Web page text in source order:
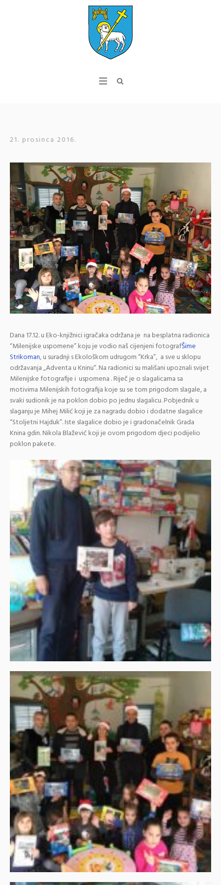
21. prosinca 2016.
Dana 17.12. u Eko-knjižnici igračaka održana je na besplatna radionica
“Milenijske uspomene” koju je vodio naš cijenjeni fotografŠime
Strikoman, u suradnji s Ekološkom udrugom “Krka”, a sve u sklopu
održavanja „Adventa u Kninu“. Na radionici su mališani upoznali svijet
Milenijske fotografije i uspomena . Riječ je o slagalicama sa
motivima Milenijskih fotografija koje su se tom prigodom slagale, a
svaki sudionik je na poklon dobio po jednu slagalicu. Pobjednik u
slaganju je Mihej Milić koji je za nagradu dobio i dodatne slagalice
“Stoljetni Hajduk”. Iste slagalice dobio je i gradonačelnik Grada
Knina gdin. Nikola Blažević koji je ovom prigodom djeci podijelio
poklon pakete.